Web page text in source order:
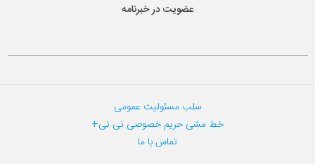
عضویت در خبرنامه
سلب مسئولیت عمومی
خط مشی حریم خصوصی نی نی+
تماس با ما